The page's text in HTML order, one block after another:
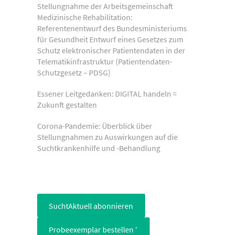
Stellungnahme der Arbeitsgemeinschaft
Medizinische Rehabilitation:
Referentenentwurf des Bundesministeriums
für Gesundheit Entwurf eines Gesetzes zum
Schutz elektronischer Patientendaten in der
Telematikinfrastruktur (Patientendaten-
Schutzgesetz – PDSG)
Essener Leitgedanken: DIGITAL handeln =
Zukunft gestalten
Corona-Pandemie: Überblick über
Stellungnahmen zu Auswirkungen auf die
Suchtkrankenhilfe und -Behandlung
SuchtAktuell abonnieren
Probeexemplar bestellen*